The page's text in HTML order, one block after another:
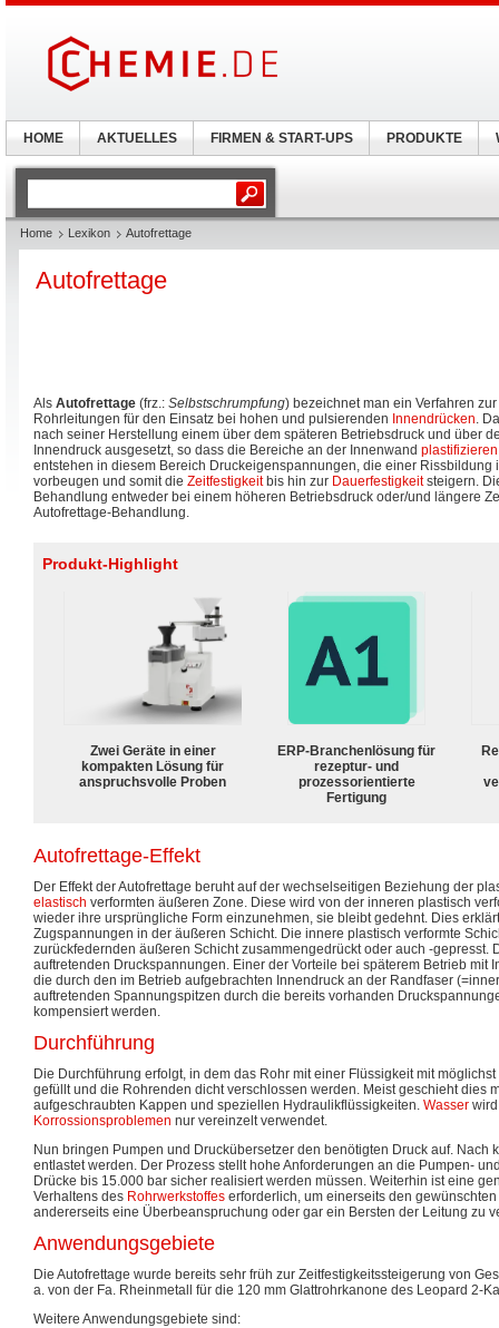
Home Lexikon Autofrettage
Autofrettage
Als Autofrettage (frz.: Selbstschrumpfung) bezeichnet man ein Verfahren
Rohrleitungen für den Einsatz bei hohen und pulsierenden Innendrücken.
nach seiner Herstellung einem über dem späteren Betriebsdruck und über
Innendruck ausgesetzt, so dass die Bereiche an der Innenwand plastifizieren
entstehen in diesem Bereich Druckeigenspannungen, die einer Rissbildung
vorbeugen und somit die Zeitfestigkeitbis hin zur Dauerfestigkeitsteigern.
Behandlung entweder bei einem höheren Betriebsdruck oder/und längere
Autofrettage-Behandlung.
Produkt-Highlight
Zwei Geräte in einer
kompakten Lösung für
anspruchsvolle Proben
ERP-Branchenlösung für
rezeptur- und
prozessorientierte
Fertigung
Autofrettage-Effekt
Der Effekt der Autofrettage beruht auf der wechselseitigen Beziehung der
elastisch verformten äußeren Zone. Diese wird von der inneren plastisch
wieder ihre ursprüngliche Form einzunehmen, sie bleibt gedehnt. Dies
Zugspannungen in der äußeren Schicht. Die innere plastisch verformte
zurückfedernden äußeren Schicht zusammengedrückt oder auch -gepresst.
auftretenden Druckspannungen. Einer der Vorteile bei späterem Betrieb mit
die durch den im Betrieb aufgebrachten Innendruck an der Randfaser
auftretenden Spannungspitzen durch die bereits vorhanden
kompensiert werden.
Durchführung
Die Durchführung erfolgt, in dem das Rohr mit einer Flüssigkeit mit
gefüllt und die Rohrenden dicht verschlossen werden. Meist geschieht dies
aufgeschraubten Kappen und speziellen Hydraulikflüssigkeiten. Wasser
Korrossionsproblemen nur vereinzelt verwendet.
Nun bringen Pumpen und Druckübersetzer den benötigten Druck auf. Nach
entlastet werden. Der Prozess stellt hohe Anforderungen an die Pumpen-
Drücke bis 15.000 bar sicher realisiert werden müssen. Weiterhin ist eine
Verhaltens des Rohrwerkstoffes erforderlich, um einerseits den
andererseits eine Überbeanspruchung oder gar ein Bersten der Leitung zu
Anwendungsgebiete
Die Autofrettage wurde bereits sehr früh zur Zeitfestigkeitssteigerung von
a. von der Fa. Rheinmetall für die 120 mm Glattrohrkanone des Leopard 2-
Weitere Anwendungsgebiete sind:
HOME AKTUELLES FIRMEN & START-UPS PRODUKTE